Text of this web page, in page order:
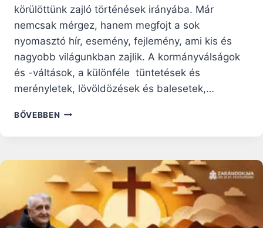
körülöttünk zajló történések irányába. Már
nemcsak mérgez, hanem megfojt a sok
nyomasztó hír, esemény, fejlemény, ami kis és
nagyobb világunkban zajlik. A kormányválságok
és -váltások, a különféle tüntetések és
merényletek, lövöldözések és balesetek,…
BŐVEBBEN AZ
RENDSZER…